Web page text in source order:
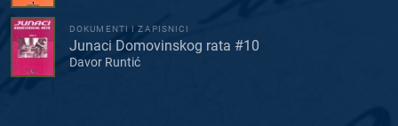
DOKUMENTI I ZAPISNICI
Junaci Domovinskog rata #10
Davor Runtić